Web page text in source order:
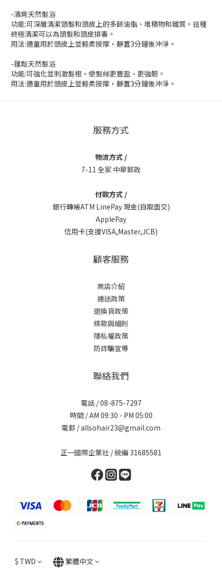
-清爽天然髮浴
功能:可深層清潔頭髮和頭皮上的多餘油脂、堆積物和雜質。這種
終極清潔可以為頭髮和頭皮排毒。
用法:適量用於頭皮上並輕柔按摩，靜置3分鐘後沖淨。
-蓬鬆天然髮浴
功能:可強化並刺激髮根，使髮絲更豐盈、更強韌。
用法:適量用於頭皮上並輕柔按摩，靜置3分鐘後沖淨。
服務方式
物流方式 /
7-11 全家 中華郵政
付款方式 /
銀行轉帳ATM LinePay 現金(自取面交)
ApplePay
信用卡(支援VISA,Master,JCB)
顧客服務
商店介紹
運送政策
退換貨政策
條款與細則
隱私權政策
防詐騙宣導
聯絡我們
電話 / 08-875-7297
時間 / AM 09:30 - PM 05:00
電郵 / allsohair23@gmail.com
正一國際企業社 / 統編 31685581
$ TWD 繁體中文